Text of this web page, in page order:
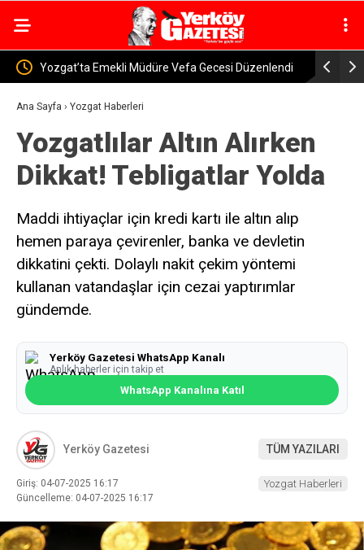
Düzenlendi Yozgat-Yerköy Yolunda Korkutan Kaza! Yolcu
Otobüsü ile Traktör Çarpıştı
Ana Sayfa › Yozgat Haberleri
Yozgatlılar Altın Alırken
Dikkat! Tebligatlar Yolda
Maddi ihtiyaçlar için kredi kartı ile altın alıp
hemen paraya çevirenler, banka ve devletin
dikkatini çekti. Dolaylı nakit çekim yöntemi
kullanan vatandaşlar için cezai yaptırımlar
gündemde.
Yerköy Gazetesi WhatsApp Kanalı
Anlık haberler için takip et
WhatsApp Kanalına Katıl
Yerköy Gazetesi TÜM YAZILARI
Giriş: 04-07-2025 16:17
Güncelleme: 04-07-2025 16:17
Yozgat Haberleri